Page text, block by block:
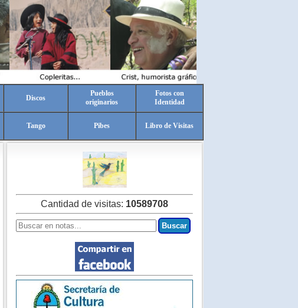
Discos
Pueblos
originarios
Fotos con
Identidad
Tango Pibes Libro de Visitas
Cantidad de visitas: 10589708